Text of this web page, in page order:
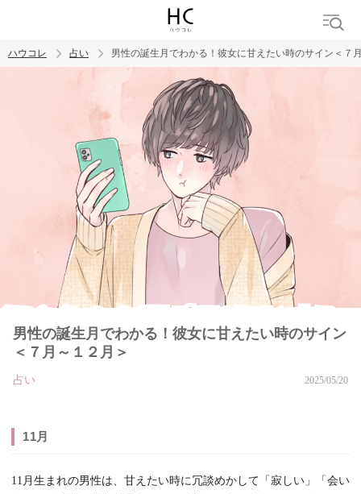
トレンド ワード
ハウコレ 占い 男性の誕生月でわかる！彼女に甘えたい時のサイン＜７
男性の誕生月でわかる！彼女に甘えたい時のサイン
＜７月～１２月＞
占い 2025/05/20
11月
11月生まれの男性は、甘えたい時に冗談めかして「寂しい」「会い